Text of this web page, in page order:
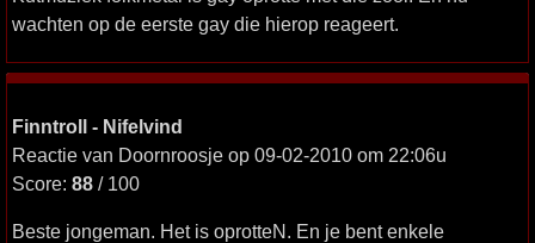
wachten op de eerste gay die hierop reageert.
Finntroll - Nifelvind
Reactie van Doornroosje op 09-02-2010 om 22:06u
Score: 88 / 100
Beste jongeman. Het is oprotteN. En je bent enkele